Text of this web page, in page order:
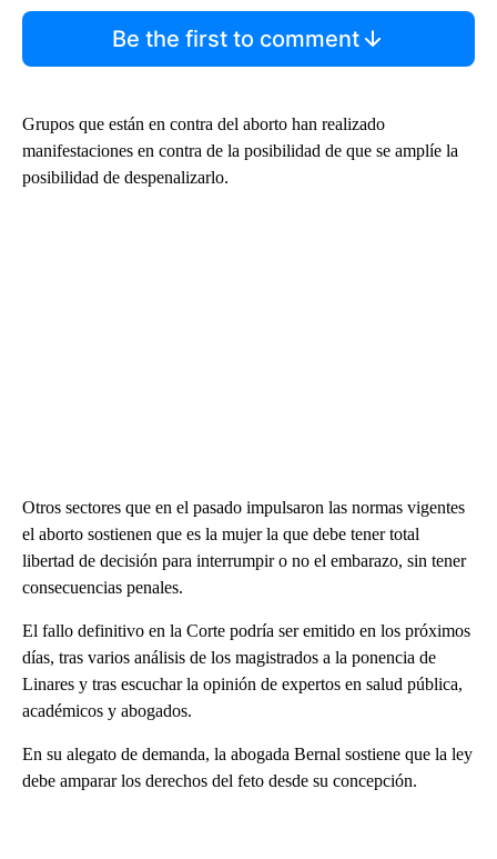
Be the first to comment
Grupos que están en contra del aborto han realizado
manifestaciones en contra de la posibilidad de que se amplíe la
posibilidad de despenalizarlo.
Otros sectores que en el pasado impulsaron las normas vigentes
el aborto sostienen que es la mujer la que debe tener total
libertad de decisión para interrumpir o no el embarazo, sin tener
consecuencias penales.
El fallo definitivo en la Corte podría ser emitido en los próximos
días, tras varios análisis de los magistrados a la ponencia de
Linares y tras escuchar la opinión de expertos en salud pública,
académicos y abogados.
En su alegato de demanda, la abogada Bernal sostiene que la ley
debe amparar los derechos del feto desde su concepción.